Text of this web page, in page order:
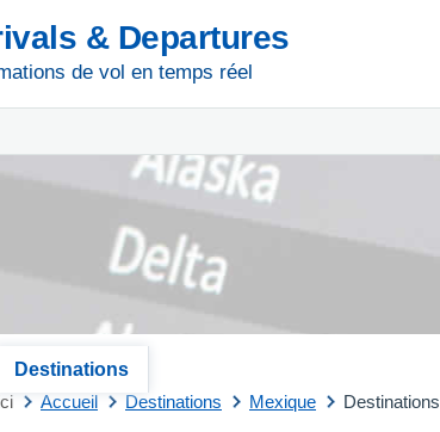
& Departures
de vol en temps réel
Destinations
Accueil Destinations Mexique Destinations